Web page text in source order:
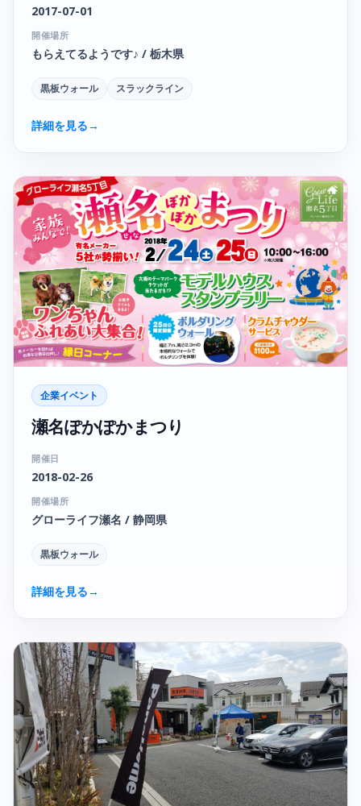
2017-07-01
開催場所
もらえてるようです♪ / 栃木県
黒板ウォール スラックライン
詳細を見る→
企業イベント
瀬名ぽかぽかまつり
開催日
2018-02-26
開催場所
グローライフ瀬名 / 静岡県
黒板ウォール
詳細を見る→